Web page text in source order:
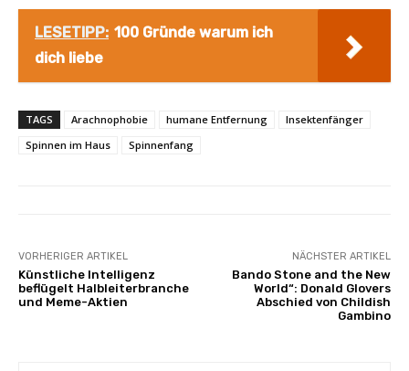
LESETIPP: 100 Gründe warum ich
dich liebe
TAGS Arachnophobie humane Entfernung
Insektenfänger
Spinnen im Haus
Spinnenfang
VORHERIGER ARTIKEL
Künstliche Intelligenz
beflügelt Halbleiterbranche
und Meme-Aktien
NÄCHSTER ARTIKEL
Bando Stone and the New
World“: Donald Glovers
Abschied von Childish
Gambino